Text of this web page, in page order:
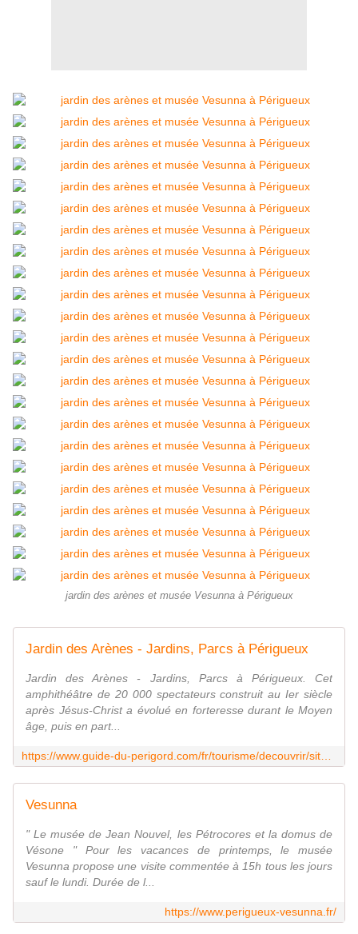
jardin des arènes et musée Vesunna à Périgueux
Jardin des Arènes - Jardins, Parcs à Périgueux
Jardin des Arènes - Jardins, Parcs à Périgueux. Cet
amphithéâtre de 20 000 spectateurs construit au Ier siècle
après Jésus-Christ a évolué en forteresse durant le Moyen
âge, puis en part...
Vesunna
" Le musée de Jean Nouvel, les Pétrocores et la domus de
Vésone " Pour les vacances de printemps, le musée
Vesunna propose une visite commentée à 15h tous les jours
sauf le lundi. Durée de l...
https://www.perigueux-vesunna.fr/